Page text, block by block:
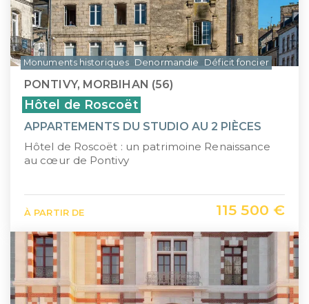
PONTIVY, MORBIHAN (56)
Hôtel de Roscoët
APPARTEMENTS DU STUDIO AU 2 PIÈCES
Hôtel de Roscoët : un patrimoine Renaissance
au cœur de Pontivy
À PARTIR DE 115 500 €
Monuments historiques Denormandie Déficit foncier